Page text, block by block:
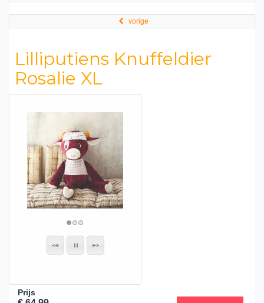
vorige
Lilliputiens Knuffeldier
Rosalie XL
Prijs